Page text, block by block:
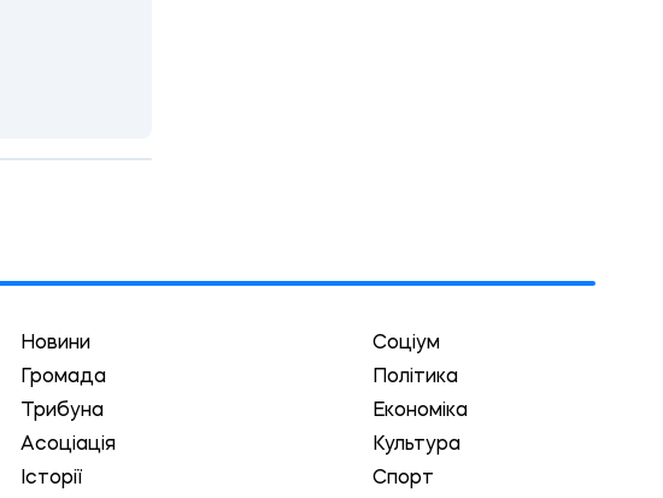
Новини
Громада
Трибуна
Асоціація
Історії
Соціум
Політика
Економіка
Культура
Спорт